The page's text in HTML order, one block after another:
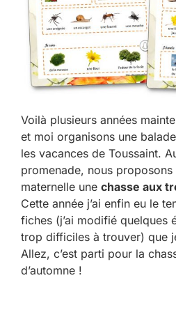
Voilà plusieurs années
et moi organisons une
les vacances de Toussaint.
promenade, nous
maternelle une chasse aux
Cette année j’ai enfin eu le
fiches (j’ai modifié quelques
trop difficiles à trouver) que
Allez, c’est parti pour la
d’automne !